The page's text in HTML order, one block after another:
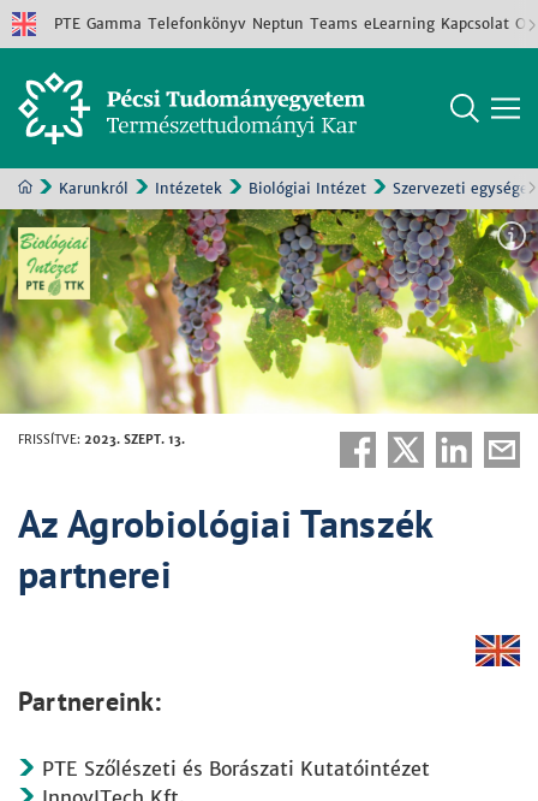
PTE Gamma Telefonkönyv Neptun Teams eLearning Kapcsolat
Karunkról Intézetek Biológiai Intézet Szervezeti egységek
FRISSÍTVE: 2023. SZEPT. 13.
Az Agrobiológiai Tanszék
partnerei
Partnereink:
PTE Szőlészeti és Borászati Kutatóintézet